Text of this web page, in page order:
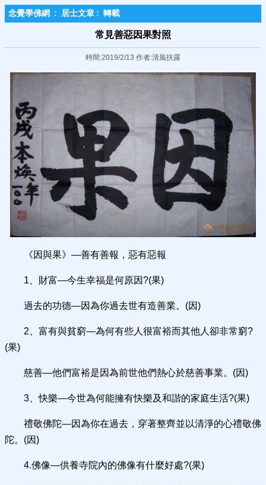
念覺學佛網 : 居士文章 : 轉載
常見善惡因果對照
時間:2019/2/13 作者:清風扶露
《因與果》—善有善報，惡有惡報
1、財富—今生幸福是何原因?(果)
過去的功德—因為你過去世有造善業。(因)
2、富有與貧窮—為何有些人很富裕而其他人卻非常窮?
(果)
慈善—他們富裕是因為前世他們熱心於慈善事業。(因)
3、快樂—今世為何能擁有快樂及和諧的家庭生活?(果)
禮敬佛陀—因為你在過去，穿著整齊並以清淨的心禮敬佛
陀。(因)
4.佛像—供養寺院內的佛像有什麼好處?(果)